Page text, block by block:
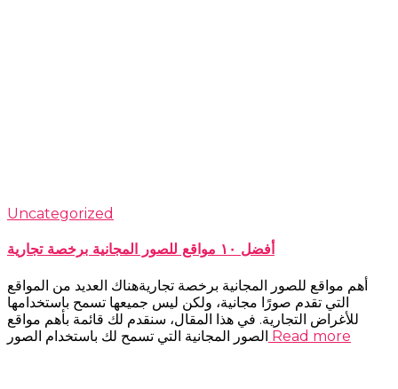
Uncategorized
أفضل ١٠ مواقع للصور المجانية برخصة تجارية
أهم مواقع للصور المجانية برخصة تجاريةهناك العديد من المواقع
التي تقدم صورًا مجانية، ولكن ليس جميعها تسمح باستخدامها
للأغراض التجارية. في هذا المقال، سنقدم لك قائمة بأهم مواقع
الصور المجانية التي تسمح لك باستخدام الصور Read more